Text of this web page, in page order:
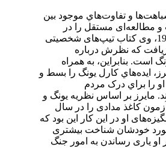
و تفاوت‌هاي موجود بين
مطالعه‌ای مستقل را در
اين‌باره دنبال کرد. در 1923، وی کتاب تيپ‌های شخصيتی
که نظرش درباره
بنابراين، به همراه
ايده‌هاي کارل يونگ را بسط و
را براي درک مردم
مایرز بر اساس نظریه یونگ و
کاغذ مدادی را در سال
انگیزه‌های او در این کار این بود که
مورد خودشان شناخت بیشتری
یاری رساندن به امور جنگ